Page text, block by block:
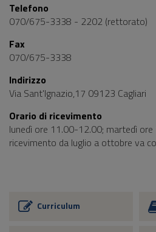
Telefono
070/675-3338 - 2202 (rettorato)
Fax
070/675-3338
Indirizzo
Via Sant'Ignazio,17 09123 Cagliari
Orario di ricevimento
lunedì ore 11.00-12.00; martedì
ricevimento da luglio a ottobre va
Curriculum